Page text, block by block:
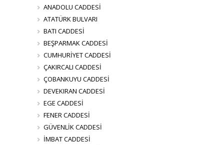
ANADOLU CADDESİ
ATATÜRK BULVARI
BATI CADDESİ
BEŞPARMAK CADDESİ
CUMHURİYET CADDESİ
ÇAKIRCALI CADDESİ
ÇOBANKUYU CADDESİ
DEVEKIRAN CADDESİ
EGE CADDESİ
FENER CADDESİ
GÜVENLİK CADDESİ
İMBAT CADDESİ